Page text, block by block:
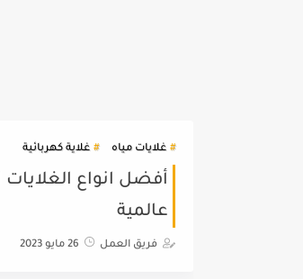
غلايات مياه غلاية كهربائية
أفضل انواع الغلايات
عالمية
فريق العمل 26 مايو 2023